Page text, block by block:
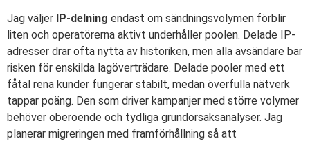
Jag väljer IP-delning endast om sändningsvolymen förblir
liten och operatörerna aktivt underhåller poolen. Delade IP-
adresser drar ofta nytta av historiken, men alla avsändare bär
risken för enskilda lagöverträdare. Delade pooler med ett
fåtal rena kunder fungerar stabilt, medan överfulla nätverk
tappar poäng. Den som driver kampanjer med större volymer
behöver oberoende och tydliga grundorsaksanalyser. Jag
planerar migreringen med framförhållning så att